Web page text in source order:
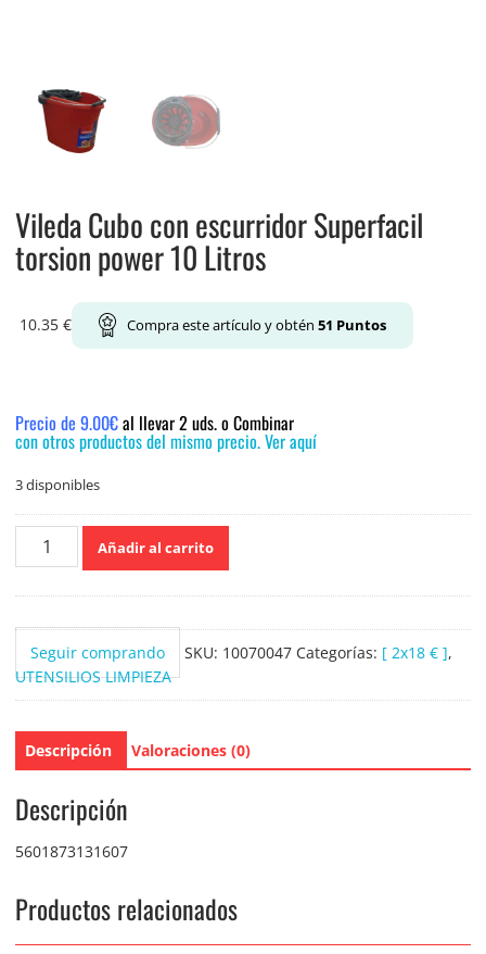
Vileda Cubo con escurridor Superfacil
torsion power 10 Litros
10.35 € Compra este artículo y obtén 51 Puntos
Precio de 9.00€al llevar 2 uds. o Combinar
con otros productos del mismo precio. Ver aquí
3 disponibles
Vileda
Cubo
Superfacil
torsion
power
10
Litros
cantidad
Añadir al carrito
Seguir comprando SKU: 10070047 Categorías: [ 2x18 € ],
UTENSILIOS LIMPIEZA
Descripción Valoraciones (0)
Descripción
5601873131607
Productos relacionados